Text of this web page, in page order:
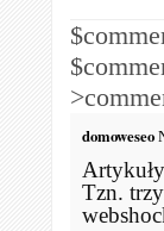
domoweseo
Tzn.